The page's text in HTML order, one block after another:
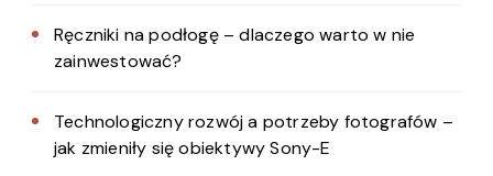
Ręczniki na podłogę – dlaczego warto w nie
zainwestować?
Technologiczny rozwój a potrzeby fotografów –
jak zmieniły się obiektywy Sony-E